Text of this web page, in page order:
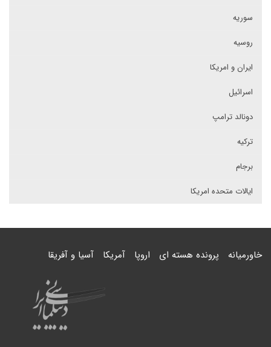
سوریه
روسیه
ایران و امریکا
اسرائیل
دونالد ترامپ
ترکیه
برجام
ایالات متحده امریکا
خاورمیانه پرونده هسته ای اروپا آمریکا آسیا و آفریقا